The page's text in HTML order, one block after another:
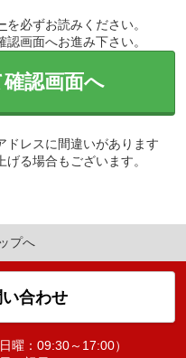
を必ずお読みください。
画面へお進み下さい。
認画面へ
レスに間違いがあります
る場合もございます。
プへ
合わせ
曜：09:30～17:00）